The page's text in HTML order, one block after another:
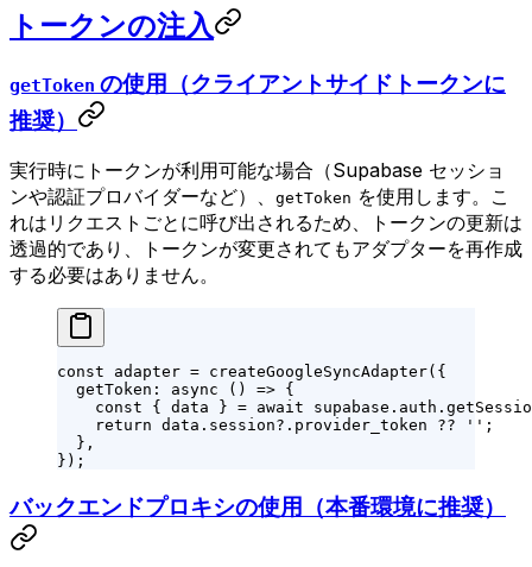
トークンの注入
getToken の使用（クライアントサイドトークンに
推奨）
実行時にトークンが利用可能な場合（Supabase セッショ
ンや認証プロバイダーなど）、
getToken を使用します。こ
れはリクエストごとに呼び出されるため、トークンの更新は
透過的であり、トークンが変更されてもアダプターを再作成
する必要はありません。
const adapter = createGoogleSyncAdapter({
  getToken
: async () => {
    const
{ data } = await supabase.auth.
    return
data.session?.provider_token ?? '' ;
  },
});
バックエンドプロキシの使用（本番環境に推奨）